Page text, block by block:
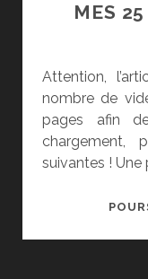
MES
Attention,
nombre de
pages afin
chargement,
suivantes ! Une